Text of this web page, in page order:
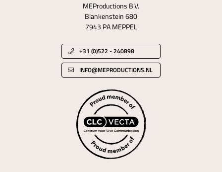
MEProductions B.V.
Blankenstein 680
7943 PA MEPPEL
+31 (0)522 - 240898
INFO@MEPRODUCTIONS.NL